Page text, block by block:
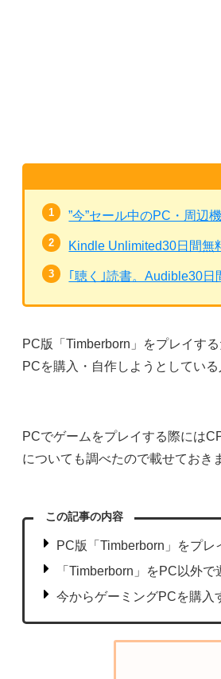
”今”セール中のPC・周辺
Kindle Unlimited30日間無
｢聴く｣読書。Audible30
PC版「Timberborn」をプレイす
PCを購入・自作しようとしてい
PCでゲームをプレイする際には
についても調べたので載せておき
この記事の内容
PC版「Timberborn」をプレ
「Timberborn」をPC以外
今からゲーミングPCを購入